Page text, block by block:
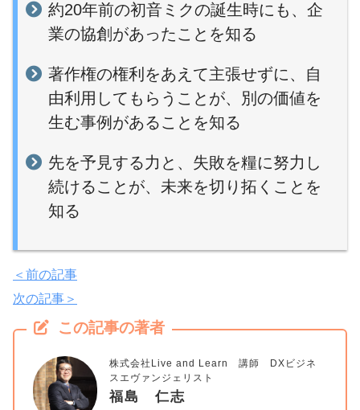
約20年前の初音ミクの誕生時にも、企
業の協創があったことを知る
著作権の権利をあえて主張せずに、自
由利用してもらうことが、別の価値を
生む事例があることを知る
先を予見する力と、失敗を糧に努力し
続けることが、未来を切り拓くことを
知る
＜前の記事
次の記事＞
この記事の著者
株式会社Live and Learn 講師 DXビジネ
スエヴァンジェリスト
福島 仁志